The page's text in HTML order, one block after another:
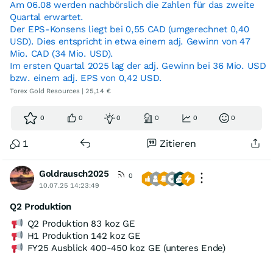
Am 06.08 werden nachbörslich die Zahlen für das zweite
Quartal erwartet.
Der EPS-Konsens liegt bei 0,55 CAD (umgerechnet 0,40
USD). Dies entspricht in etwa einem adj. Gewinn von 47
Mio. CAD (34 Mio. USD).
Im ersten Quartal 2025 lag der adj. Gewinn bei 36 Mio. USD
bzw. einem adj. EPS von 0,42 USD.
Torex Gold Resources | 25,14 €
0 0 0 0 0 0
1 Zitieren
Goldrausch2025
0
10.07.25 14:23:49
Q2 Produktion
Q2 Produktion 83 koz GE
H1 Produktion 142 koz GE
FY25 Ausblick 400-450 koz GE (unteres Ende)